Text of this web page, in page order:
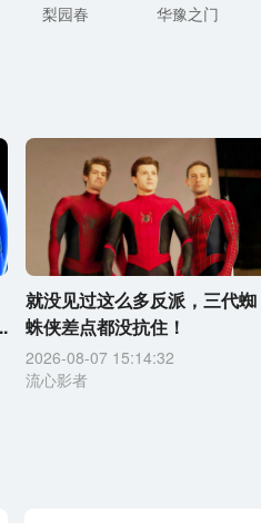
梨园春 华豫之门
就没见过这么多反派，三代蜘
蛛侠差点都没抗住！
2026-08-07 15:14:32
流心影者